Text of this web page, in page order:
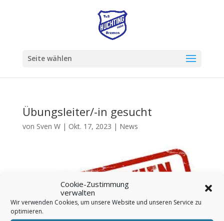
Cookie-Zustimmung
verwalten
Wir verwenden Cookies, um unsere Website und unseren Service zu
optimieren.
Seite wählen
Übungsleiter/-in gesucht
von Sven W| Okt. 17, 2023 | News